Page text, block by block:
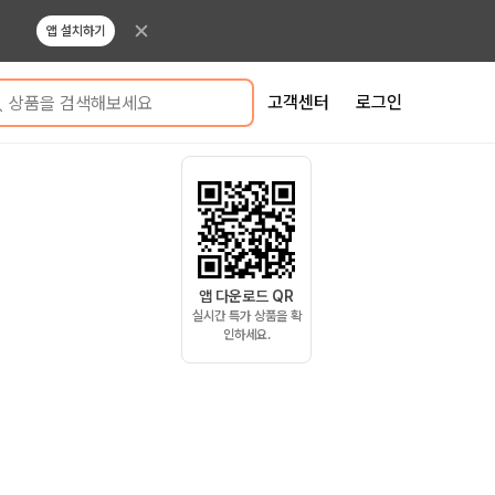
앱 설치하기
상품을 검색해보세요 고객센터 로그인
앱 다운로드 QR
실시간 특가 상품을 확
인하세요.